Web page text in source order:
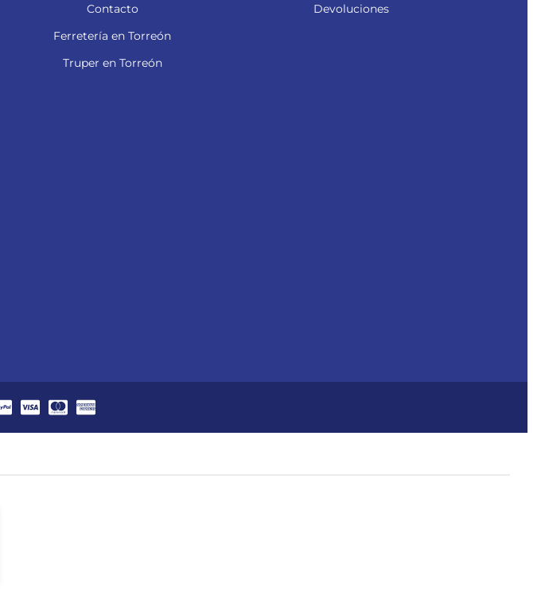
Contacto
Ferretería en Torreón
Truper en Torreón
Devoluciones